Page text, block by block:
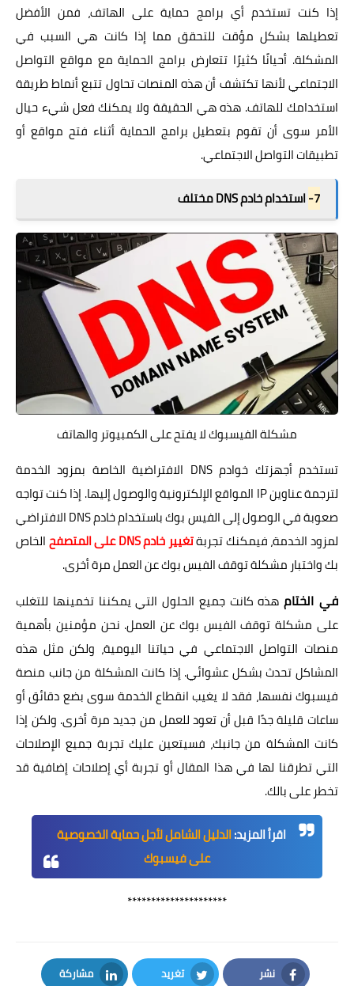
إذا كنت تستخدم أي برامج حماية على الهاتف، فمن الأفضل
تعطيلها بشكل مؤقت للتحقق مما إذا كانت هي السبب في
المشكلة. أحيانًا كثيرًا تتعارض برامج الحماية مع مواقع التواصل
الاجتماعي لأنها تكتشف أن هذه المنصات تحاول تتبع أنماط طريقة
استخدامك للهاتف. هذه هي الحقيقة ولا يمكنك فعل شيء حيال
الأمر سوى أن تقوم بتعطيل برامج الحماية أثناء فتح مواقع أو
تطبيقات التواصل الاجتماعي.
7- استخدام خادم DNS مختلف
مشكلة الفيسبوك لا يفتح على الكمبيوتر والهاتف
تستخدم أجهزتك خوادم DNS الافتراضية الخاصة بمزود الخدمة
لترجمة عناوين IP المواقع الإلكترونية والوصول إليها. إذا كنت تواجه
صعوبة في الوصول إلى الفيس بوك باستخدام خادم DNS الافتراضي
لمزود الخدمة، فيمكنك تجربةتغيير خادم DNS على المتصفح
الخاص
بك واختبار مشكلة توقف الفيس بوك عن العمل مرة أخرى.
في الختامهذه كانت جميع الحلول التي يمكننا تخمينها للتغلب
على مشكلة توقف الفيس بوك عن العمل. نحن مؤمنين بأهمية
منصات التواصل الاجتماعي في حياتنا اليومية، ولكن مثل هذه
المشاكل تحدث بشكل عشوائي. إذا كانت المشكلة من جانب منصة
فيسبوك نفسها، فقد لا يغيب انقطاع الخدمة سوى بضع دقائق أو
ساعات قليلة جدًا قبل أن تعود للعمل من جديد مرة أخرى. ولكن إذا
كانت المشكلة من جانبك، فسيتعين عليك تجربة جميع الإصلاحات
التي تطرقنا لها في هذا المقال أو تجربة أي إصلاحات إضافية قد
تخطر على بالك.
اقرأ المزيد:الدليل الشامل لأجل حماية الخصوصية
على فيسبوك
*********************
نشر تغريد مشاركة